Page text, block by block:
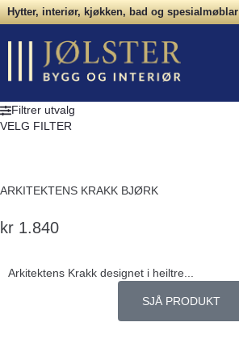
Hytter, interiør, kjøkken, bad og spesialmøblar
Filtrer utvalg
VELG FILTER
ARKITEKTENS KRAKK BJØRK
kr 1.840
Arkitektens Krakk designet i heiltre...
SJÅ PRODUKT